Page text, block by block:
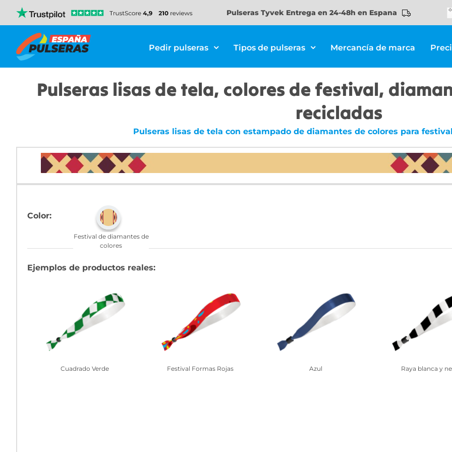
Pulseras Tyvek Entrega en 24-48h en Espana
Pedir pulseras Tipos de pulseras Mercancía de marca
Pulseras lisas de tela, colores de festival,
recicladas
Pulseras lisas de tela con estampado de diamantes de colores para
Color:
Festival de diamantes de
colores
Ejemplos de productos reales:
Cuadrado Verde Festival Formas Rojas Azul Raya blanca y